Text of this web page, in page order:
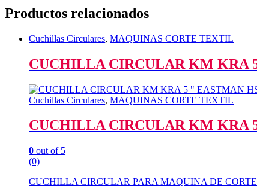
Productos relacionados
Cuchillas Circulares, MAQUINAS CORTE TEXTIL
CUCHILLA CIRCULAR KM KRA
Cuchillas Circulares, MAQUINAS CORTE TEXTIL
CUCHILLA CIRCULAR KM KRA
0 out of 5
(0)
CUCHILLA CIRCULAR PARA MAQUINA DE